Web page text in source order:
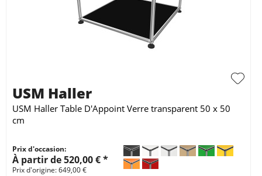
USM Haller
USM Haller Table D'Appoint Verre transparent 50 x 50
cm
Prix d'occasion:
À partir de 520,00 € *
Prix d'origine: 649,00 €